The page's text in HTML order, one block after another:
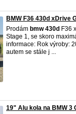
BMW F36 430d xDrive
Prodám bmw 430d F36
Stage 1, se skoro
informace: Rok výroby:
autem se stále j ...
19" Alu kola na BMW 3